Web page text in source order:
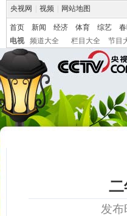
央视网 视频 网站地图
首页 新闻 经济 体育 综艺
电视
频道大全 栏目大全 节目
发布